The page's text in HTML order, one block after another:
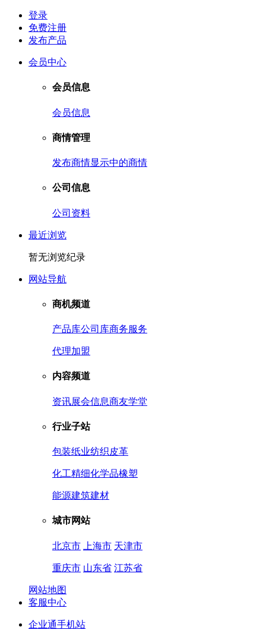
登录
免费注册
发布产品
会员中心
会员信息
会员信息
商情管理
发布商情显示中的商情
公司信息
公司资料
最近浏览
暂无浏览纪录
网站导航
商机频道
产品库公司库商务服务
代理加盟
内容频道
资讯展会信息商友学堂
行业子站
包装纸业纺织皮革
化工精细化学品橡塑
能源建筑建材
城市网站
北京市 上海市 天津市
重庆市 山东省 江苏省
网站地图
客服中心
企业通手机站